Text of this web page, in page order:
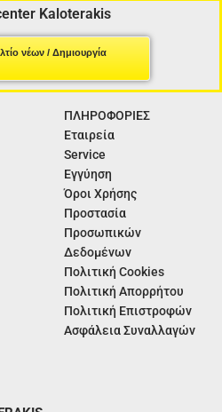
Kaloterakis
νέων / Δημιουργία
ΠΛΗΡΟΦΟΡΙΕΣ
Εταιρεία
Service
Εγγύηση
Όροι Χρήσης
Προστασία
Προσωπικών
Δεδομένων
Πολιτική Cookies
Πολιτική Απορρήτου
Πολιτική Επιστροφών
Ασφάλεια Συναλλαγών